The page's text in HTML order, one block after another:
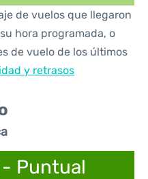
de vuelos que llegaron
hora programada, o
de vuelo de los últimos
y retrasos
Puntual